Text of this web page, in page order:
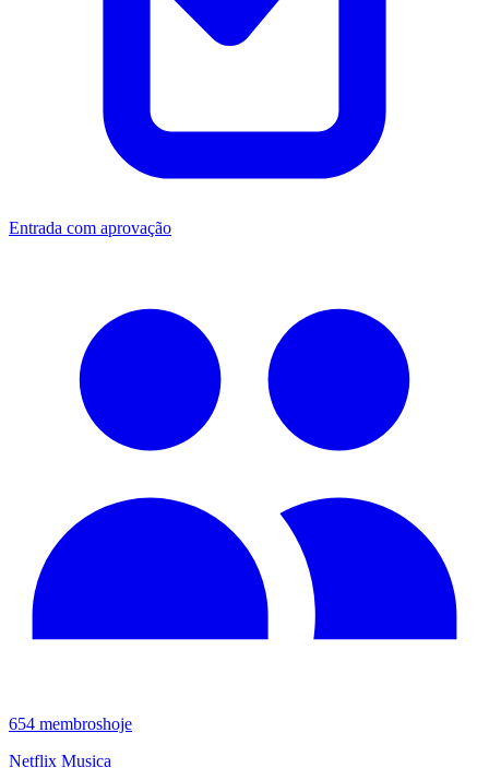
Entrada com aprovação
654 membroshoje
Netflix Musica